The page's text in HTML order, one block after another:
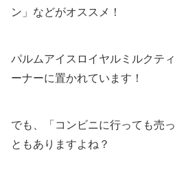
ン」などがオススメ！
パルムアイスロイヤルミルクテ
ーナーに置かれています！
でも、「コンビニに行っても売
ともありますよね？